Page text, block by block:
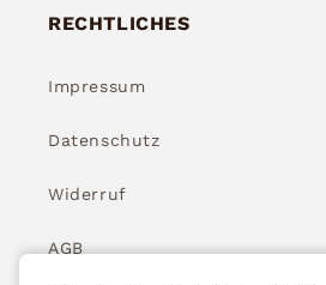
RECHTLICHES
Impressum
Datenschutz
Widerruf
AGB